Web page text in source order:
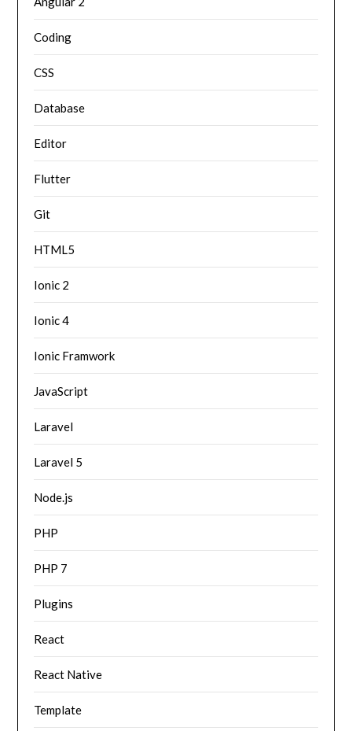
Coding
CSS
Database
Editor
Flutter
Git
HTML5
Ionic 2
Ionic 4
Ionic Framwork
JavaScript
Laravel
Laravel 5
Node.js
PHP
PHP 7
Plugins
React
React Native
Template